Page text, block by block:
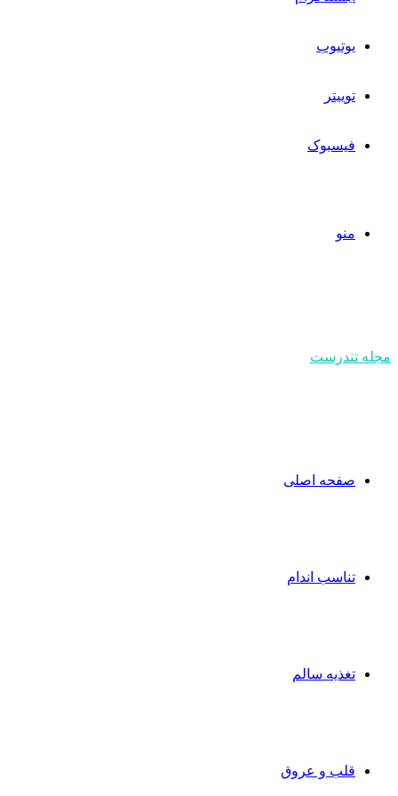
یوتیوب
توییتر
فیسبوک
منو
مجله تندرست
صفحه اصلی
تناسب اندام
تغذیه سالم
قلب و عروق